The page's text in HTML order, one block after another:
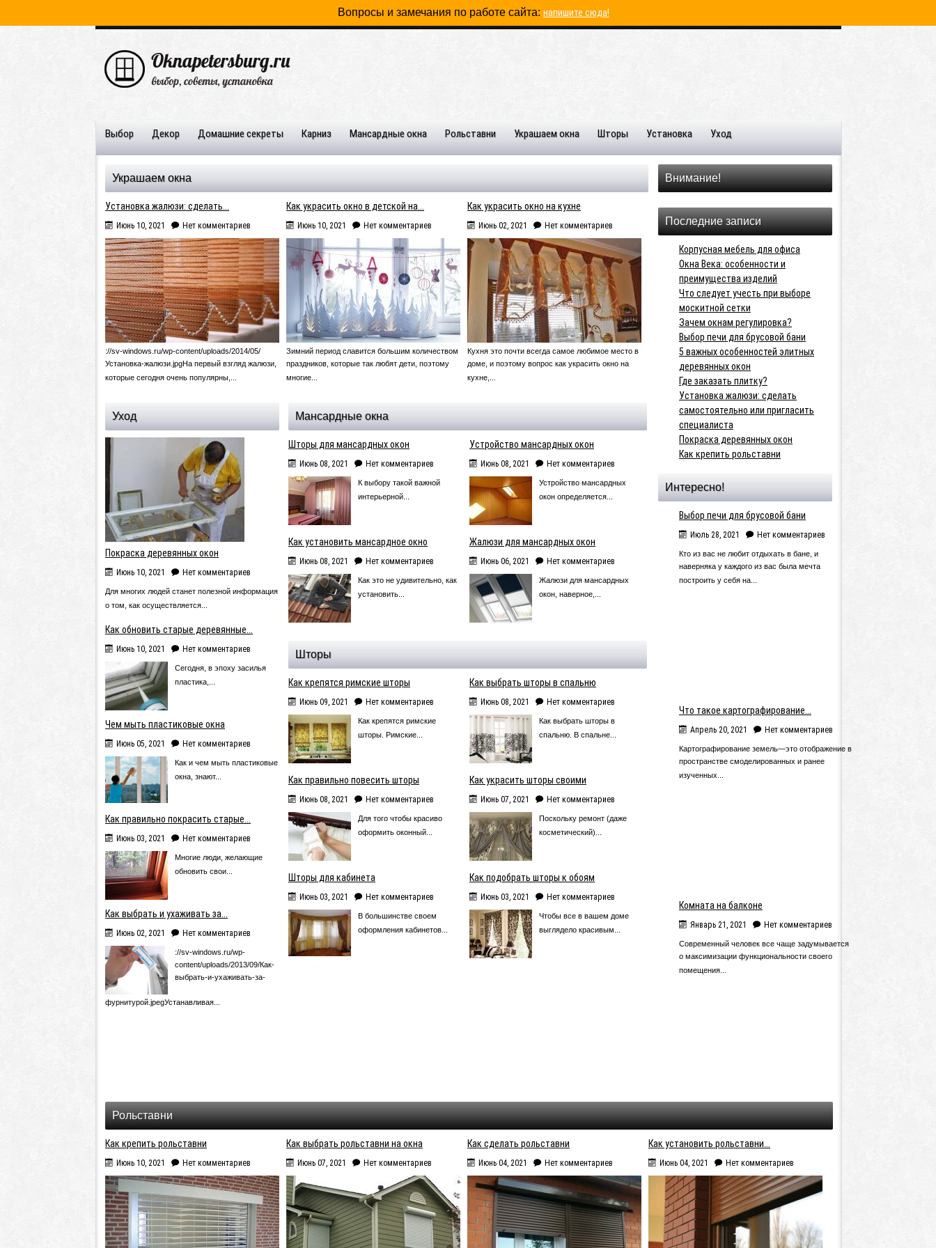
Выбор Декор Домашние секреты Карниз Мансардные окна Рольставни Украшаем окна Шторы Установка Уход
Украшаем окна
Установка жалюзи: сделать...
Июнь 10, 2021 Нет комментариев
://sv-windows.ru/wp-content/uploads/2014/05/
Установка-жалюзи.jpgНа первый взгляд жалюзи,
которые сегодня очень популярны,...
Как украсить окно в детской на...
Июнь 10, 2021 Нет комментариев
Зимний период славится большим количеством
праздников, которые так любят дети, поэтому
многие...
Как украсить окно на кухне
Июнь 02, 2021 Нет комментариев
Кухня это почти всегда самое любимое место в
доме, и поэтому вопрос как украсить окно на
кухне,...
Уход
Покраска деревянных окон
Июнь 10, 2021 Нет комментариев
Для многих людей станет полезной информация
о том, как осуществляется...
Как обновить старые деревянные...
Июнь 10, 2021 Нет комментариев
Сегодня, в эпоху засилья
пластика,...
Чем мыть пластиковые окна
Июнь 05, 2021 Нет комментариев
Как и чем мыть пластиковые
окна, знают...
Как правильно покрасить старые...
Июнь 03, 2021 Нет комментариев
Многие люди, желающие
обновить свои...
Как выбрать и ухаживать за...
Июнь 02, 2021 Нет комментариев
://sv-windows.ru/wp-
content/uploads/2013/09/Как-
выбрать-и-ухаживать-за-
фурнитурой.jpegУстанавливая...
Мансардные окна
Шторы для мансардных окон
Июнь 08, 2021 Нет комментариев
К выбору такой важной
интерьерной...
Устройство мансардных окон
Июнь 08, 2021 Нет комментариев
Устройство мансардных
окон определяется...
Как установить мансардное окно
Июнь 08, 2021 Нет комментариев
Как это не удивительно, как
установить...
Жалюзи для мансардных окон
Июнь 06, 2021 Нет комментариев
Жалюзи для мансардных
окон, наверное,...
Шторы
Как крепятся римские шторы
Июнь 09, 2021 Нет комментариев
Как крепятся римские
шторы. Римские...
Как выбрать шторы в спальню
Июнь 08, 2021 Нет комментариев
Как выбрать шторы в
спальню. В спальне...
Как правильно повесить шторы
Июнь 08, 2021 Нет комментариев
Для того чтобы красиво
оформить оконный...
Как украсить шторы своими
Июнь 07, 2021 Нет комментариев
Поскольку ремонт (даже
косметический)...
Шторы для кабинета
Июнь 03, 2021 Нет комментариев
В большинстве своем
оформления кабинетов...
Как подобрать шторы к обоям
Июнь 03, 2021 Нет комментариев
Чтобы все в вашем доме
выглядело красивым...
Внимание!
Последние записи
Корпусная мебель для офиса
Окна Века: особенности и
преимущества изделий
Что следует учесть при выборе
москитной сетки
Зачем окнам регулировка?
Выбор печи для брусовой бани
5 важных особенностей элитных
деревянных окон
Где заказать плитку?
Установка жалюзи: сделать
самостоятельно или пригласить
специалиста
Покраска деревянных окон
Как крепить рольставни
Интересно!
Выбор печи для брусовой бани
Июль 28, 2021 Нет комментариев
Кто из вас не любит отдыхать в бане, и
наверняка у каждого из вас была мечта
построить у себя на...
Что такое картографирование...
Апрель 20, 2021 Нет комментариев
Картографирование земель—это отображение в
пространстве смоделированных и ранее
изученных...
Комната на балконе
Январь 21, 2021 Нет комментариев
Современный человек все чаще задумывается
о максимизации функциональности своего
помещения...
Рольставни
Как крепить рольставни
Июнь 10, 2021 Нет комментариев
Как выбрать рольставни на окна
Июнь 07, 2021 Нет комментариев
Как сделать рольставни
Июнь 04, 2021 Нет комментариев
Как установить рольставни...
Июнь 04, 2021 Нет комментариев
Вопросы и замечания по работе сайта: напишите сюда!